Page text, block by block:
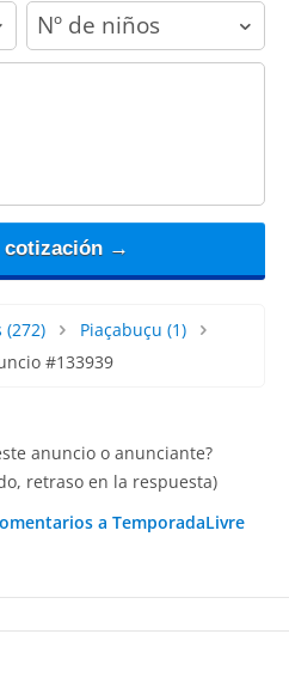
children
cotización →
(272) Piaçabuçu (1)
#133939
anuncio o anunciante?
retraso en la respuesta)
a TemporadaLivre